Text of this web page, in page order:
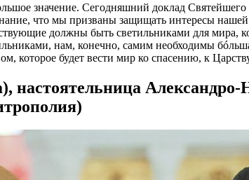
значение. Сегодняшний доклад Святейшего
что мы призваны защищать интересы
должны быть светильниками для мира,
нам, конечно, самим необходимы
которое будет вести мир ко спасению, к